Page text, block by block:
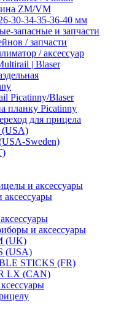
ZM/VM
30-34-35-36-40 мм
запасные и запчасти
/ запчасти
/ аксессуар
| Blaser
Picatinny/Blaser
планку Picatinny
для прицела
(USA)
Sweden)
и аксессуары
и аксессуары
(UK)
(USA)
STICKS (FR)
LX (CAN)